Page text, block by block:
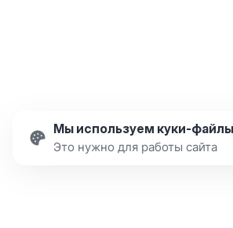
Мы используем куки-файлы
Это нужно для работы сайта